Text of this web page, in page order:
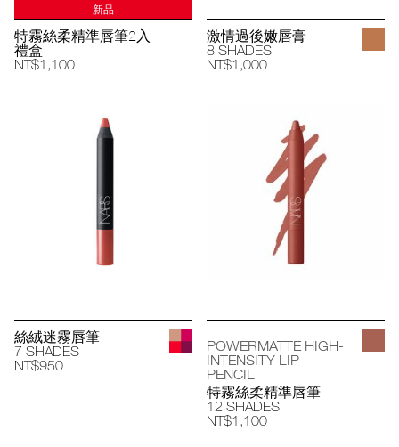
新品
特霧絲柔精準唇筆2入
禮盒
NT$1,100
激情過後嫩唇膏
8 SHADES
NT$1,000
絲絨迷霧唇筆
7 SHADES
NT$950
POWERMATTE HIGH-
INTENSITY LIP
PENCIL
特霧絲柔精準唇筆
12 SHADES
NT$1,100